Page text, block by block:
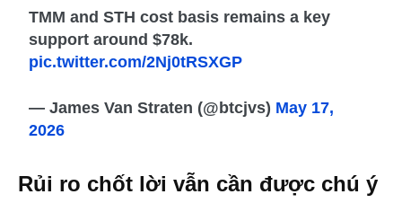
TMM and STH cost basis remains a key
support around $78k.
pic.twitter.com/2Nj0tRSXGP
— James Van Straten (@btcjvs) May 17,
2026
Rủi ro chốt lời vẫn cần được chú ý